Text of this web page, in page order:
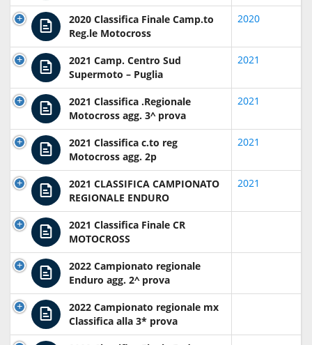
2020 Classifica Finale Camp.to
Reg.le Motocross
2020
2021 Camp. Centro Sud
Supermoto – Puglia
2021
2021 Classifica .Regionale
Motocross agg. 3^ prova
2021
2021 Classifica c.to reg
Motocross agg. 2p
2021
2021 CLASSIFICA CAMPIONATO
REGIONALE ENDURO
2021
2021 Classifica Finale CR
MOTOCROSS
2022 Campionato regionale
Enduro agg. 2^ prova
2022 Campionato regionale mx
Classifica alla 3* prova